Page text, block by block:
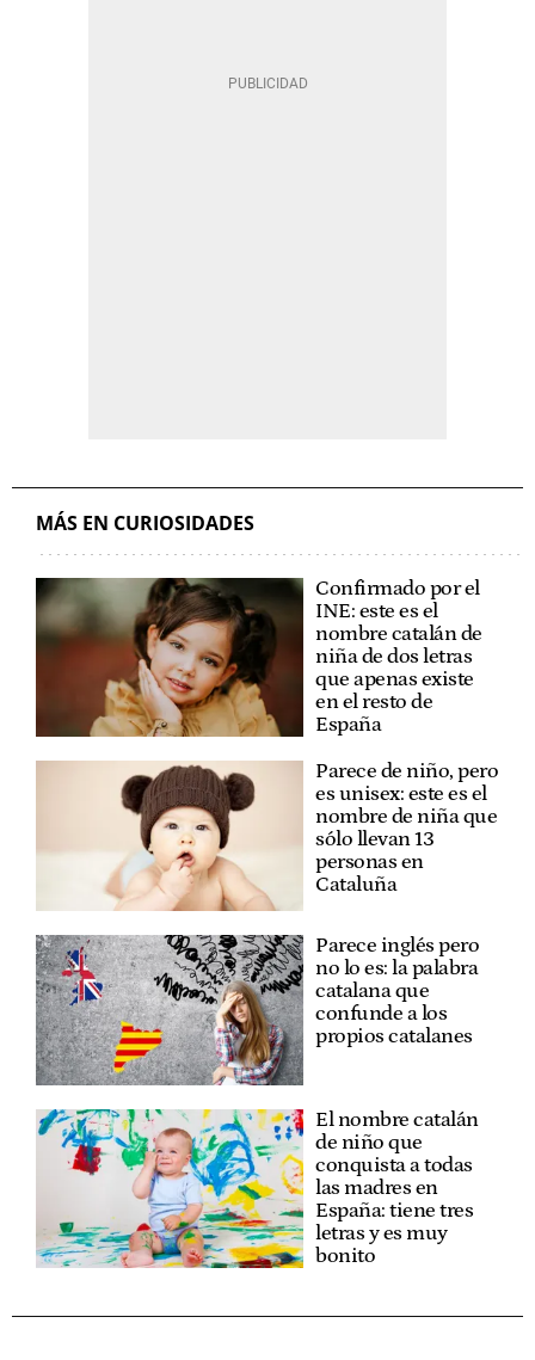
MÁS EN CURIOSIDADES
Confirmado por el
INE: este es el
nombre catalán de
niña de dos letras
que apenas existe
en el resto de
España
Parece de niño, pero
es unisex: este es el
nombre de niña que
sólo llevan 13
personas en
Cataluña
Parece inglés pero
no lo es: la palabra
catalana que
confunde a los
propios catalanes
El nombre catalán
de niño que
conquista a todas
las madres en
España: tiene tres
letras y es muy
bonito